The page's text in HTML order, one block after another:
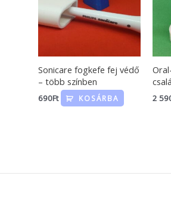
Sonicare fogkefe fej védő
– több színben
690Ft KOSÁRBA 2